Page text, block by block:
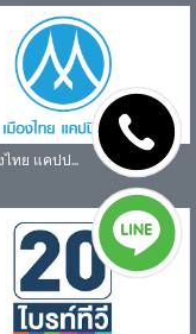
ไทย แคปป...